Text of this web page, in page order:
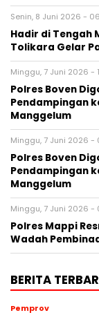
Senin, 8 Juni 2026 -
Hadir di Tengah
Tolikara Gelar
Minggu, 7 Juni 2026 -
Polres Boven
Pendampingan
Manggelum
Minggu, 7 Juni 2026 -
Polres Boven
Pendampingan
Manggelum
Minggu, 7 Juni 2026 -
Polres Mappi
Wadah
BERITA
Pemprov